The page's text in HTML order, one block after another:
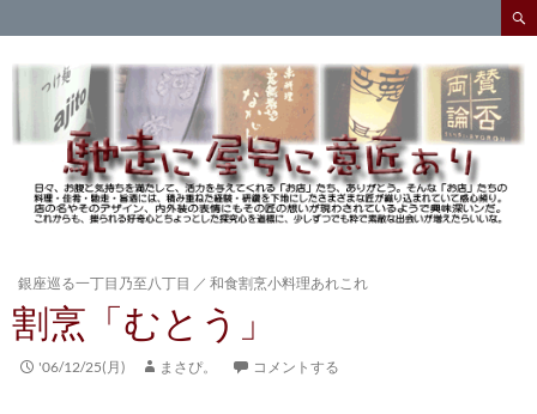
索
ン
ン
ツ
プ
銀座巡る一丁目乃至八丁目 ／ 和食割烹小料理あれこれ
割烹「むとう」
'06/12/25(月) まさぴ。 コメントする